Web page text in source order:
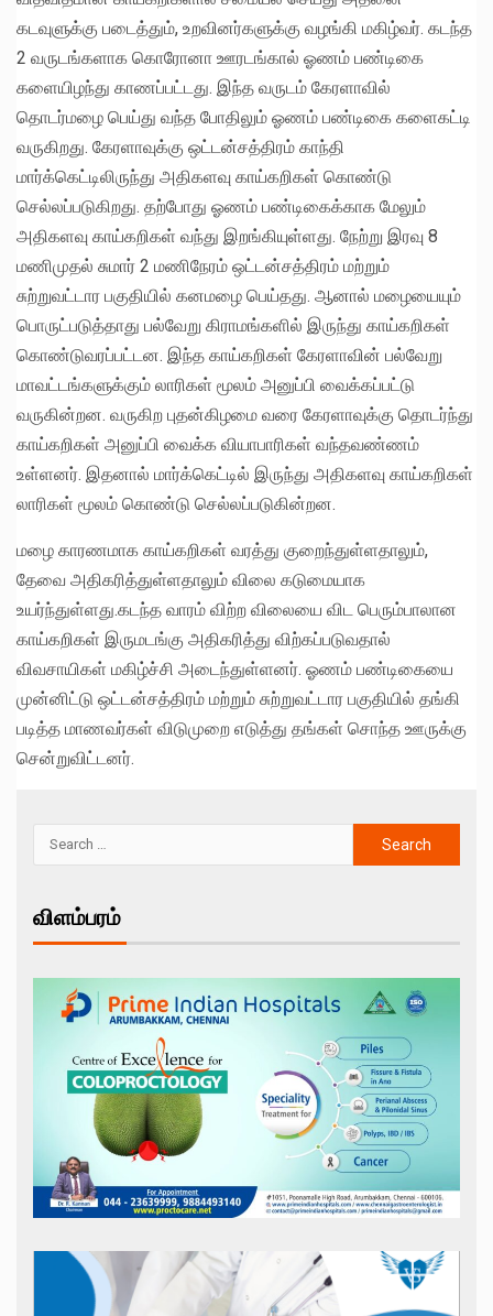
கடவுளுக்கு படைத்தும், உறவினர்களுக்கு வழங்கி மகிழ்வர். கடந்த
2 வருடங்களாக கொரோனா ஊரடங்கால் ஓணம் பண்டிகை
களையிழந்து காணப்பட்டது. இந்த வருடம் கேரளாவில்
தொடர்மழை பெய்து வந்த போதிலும் ஓணம் பண்டிகை களைகட்டி
வருகிறது. கேரளாவுக்கு ஒட்டன்சத்திரம் காந்தி
மார்க்கெட்டிலிருந்து அதிகளவு காய்கறிகள் கொண்டு
செல்லப்படுகிறது. தற்போது ஓணம் பண்டிகைக்காக மேலும்
அதிகளவு காய்கறிகள் வந்து இறங்கியுள்ளது. நேற்று இரவு 8
மணிமுதல் சுமார் 2 மணிநேரம் ஒட்டன்சத்திரம் மற்றும்
சுற்றுவட்டார பகுதியில் கனமழை பெய்தது. ஆனால் மழையையும்
பொருட்படுத்தாது பல்வேறு கிராமங்களில் இருந்து காய்கறிகள்
கொண்டுவரப்பட்டன. இந்த காய்கறிகள் கேரளாவின் பல்வேறு
மாவட்டங்களுக்கும் லாரிகள் மூலம் அனுப்பி வைக்கப்பட்டு
வருகின்றன. வருகிற புதன்கிழமை வரை கேரளாவுக்கு தொடர்ந்து
காய்கறிகள் அனுப்பி வைக்க வியாபாரிகள் வந்தவண்ணம்
உள்ளனர். இதனால் மார்க்கெட்டில் இருந்து அதிகளவு காய்கறிகள்
லாரிகள் மூலம் கொண்டு செல்லப்படுகின்றன.
மழை காரணமாக காய்கறிகள் வரத்து குறைந்துள்ளதாலும்,
தேவை அதிகரித்துள்ளதாலும் விலை கடுமையாக
உயர்ந்துள்ளது.கடந்த வாரம் விற்ற விலையை விட பெரும்பாலான
காய்கறிகள் இருமடங்கு அதிகரித்து விற்கப்படுவதால்
விவசாயிகள் மகிழ்ச்சி அடைந்துள்ளனர். ஓணம் பண்டிகையை
முன்னிட்டு ஒட்டன்சத்திரம் மற்றும் சுற்றுவட்டார பகுதியில் தங்கி
படித்த மாணவர்கள் விடுமுறை எடுத்து தங்கள் சொந்த ஊருக்கு
சென்றுவிட்டனர்.
விளம்பரம்